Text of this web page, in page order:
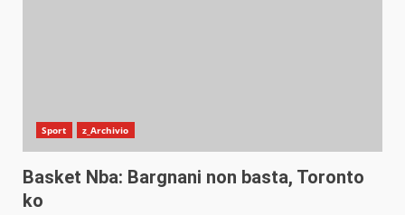
Sport z_Archivio
Basket Nba: Bargnani non basta, Toronto
ko